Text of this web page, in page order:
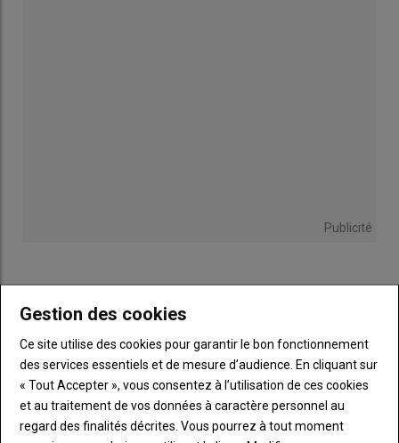
Publicité
Sous-
titre
Vous êtes abonné(e)
Body
Connectez-vous à votre compte pour profiter
de votre abonnement
Lien Créer un nouveau compte
Gestion des cookies
Ce site utilise des cookies pour garantir le bon fonctionnement
des services essentiels et de mesure d’audience. En cliquant sur
« Tout Accepter », vous consentez à l’utilisation de ces cookies
et au traitement de vos données à caractère personnel au
regard des finalités décrites. Vous pourrez à tout moment